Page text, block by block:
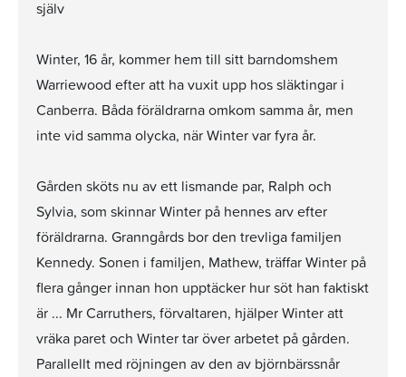
själv
Winter, 16 år, kommer hem till sitt barndomshem
Warriewood efter att ha vuxit upp hos släktingar i
Canberra. Båda föräldrarna omkom samma år, men
inte vid samma olycka, när Winter var fyra år.
Gården sköts nu av ett lismande par, Ralph och
Sylvia, som skinnar Winter på hennes arv efter
föräldrarna. Granngårds bor den trevliga familjen
Kennedy. Sonen i familjen, Mathew, träffar Winter på
flera gånger innan hon upptäcker hur söt han faktiskt
är ... Mr Carruthers, förvaltaren, hjälper Winter att
vräka paret och Winter tar över arbetet på gården.
Parallellt med röjningen av den av björnbärssnår